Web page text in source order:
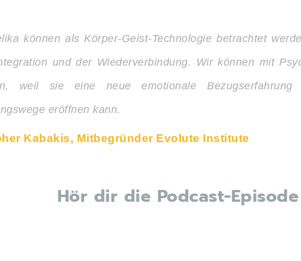
können als Körper-Geist-Technologie betrachtet
und der Wiederverbindung. Wir können mit
weil sie eine neue emotionale
eröffnen kann.
Kabakis, Mitbegründer Evolute Institute
Hör dir die Podcast-